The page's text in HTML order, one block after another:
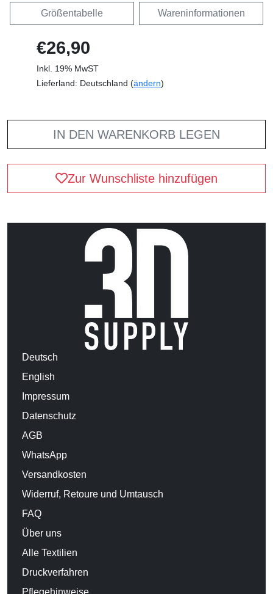
Größentabelle Wareninformationen
€26,90
Inkl. 19% MwST
Lieferland: Deutschland (ändern)
IN DEN WARENKORB LEGEN
Zur Wunschliste hinzufügen
Deutsch
English
Impressum
Datenschutz
AGB
WhatsApp
Versandkosten
Widerruf, Retoure und Umtausch
FAQ
Über uns
Alle Textilien
Druckverfahren
Pflegehinweise